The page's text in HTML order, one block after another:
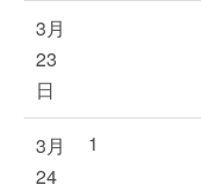
3月
23
日
3月
24
1